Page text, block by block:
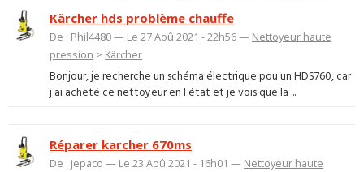
Kärcher hds problème chauffe
De : Phil4480 — Le 27 Aoû 2021 - 22h56 — Nettoyeur haute
pression > Kärcher
Bonjour, je recherche un schéma électrique pou un HDS760, car
j ai acheté ce nettoyeur en l état et je vois que la ...
Réparer karcher 670ms
De : jepaco — Le 23 Aoû 2021 - 16h01 — Nettoyeur haute